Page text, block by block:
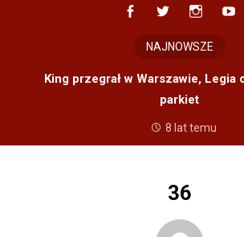
NAJNOWSZE
King przegrał w Warszawie, Legia
parkiet
8 lat temu
36